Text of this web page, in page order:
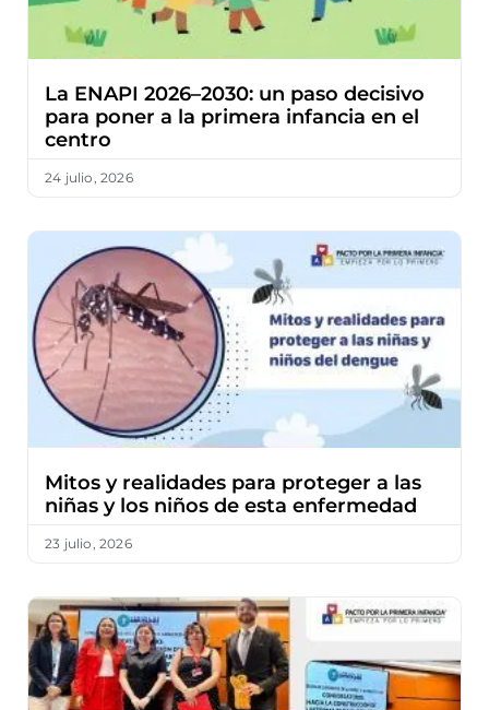
La ENAPI 2026–2030: un paso decisivo
para poner a la primera infancia en el
centro
24 julio, 2026
Mitos y realidades para proteger a las
niñas y los niños de esta enfermedad
23 julio, 2026